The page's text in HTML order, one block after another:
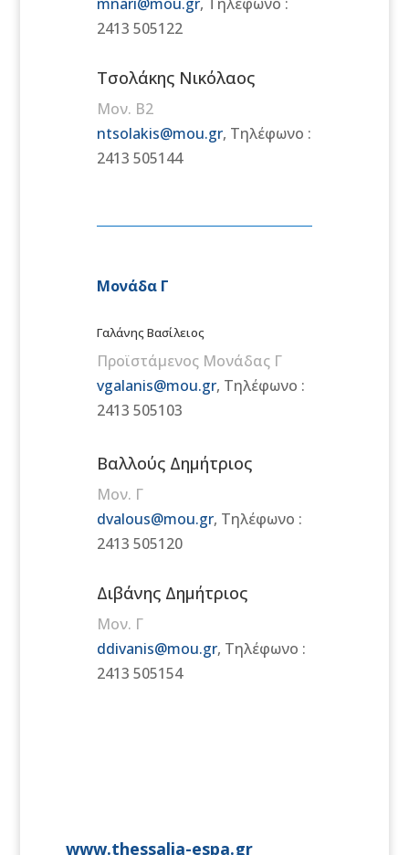
2413 505122
Τσολάκης Νικόλαος
Μον. Β2
ntsolakis@mou.gr, Τηλέφωνο :
2413 505144
Μονάδα Γ
Γαλάνης Βασίλειος
Προϊστάμενος Μονάδας Γ
vgalanis@mou.gr, Τηλέφωνο :
2413 505103
Βαλλούς Δημήτριος
Μον. Γ
dvalous@mou.gr, Τηλέφωνο :
2413 505120
Διβάνης Δημήτριος
Μον. Γ
ddivanis@mou.gr, Τηλέφωνο :
2413 505154
www.thessalia-espa.gr